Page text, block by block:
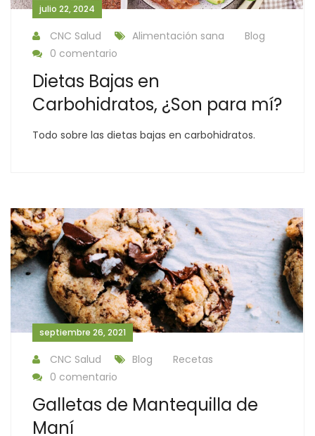
julio 22, 2024
CNC Salud Alimentación sana
Blog
0 comentario
Dietas Bajas en
Carbohidratos, ¿Son para mí?
Todo sobre las dietas bajas en carbohidratos.
septiembre 26, 2021
CNC Salud Blog
Recetas
0 comentario
Galletas de Mantequilla de
Maní